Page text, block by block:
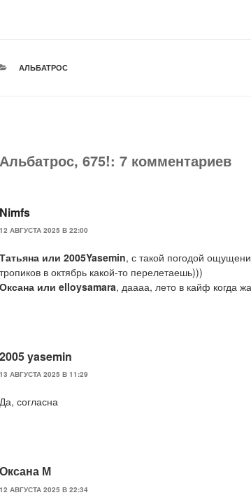
РУБРИКИ
АЛЬБАТРОС
Альбатрос, 675!: 7 комментариев
Nimfs
12 АВГУСТА 2025 В 22:00
Татьяна или 2005Yasemin, с такой погодой
тропиков в октябрь какой-то перелетаешь)))
Оксана или elloysamara, даааа, лето в кайф когда
2005 yasemin
13 АВГУСТА 2025 В 11:29
Да, согласна
Оксана М
12 АВГУСТА 2025 В 22:34